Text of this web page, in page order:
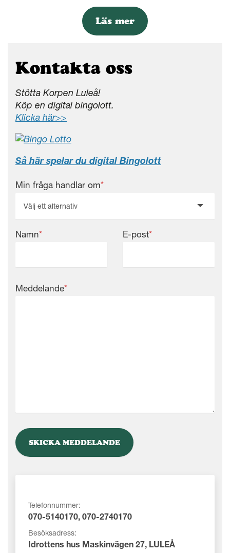
Läs mer
Kontakta oss
Stötta Korpen Luleå!
Köp en digital bingolott.
Klicka här>>
Så här spelar du digital Bingolott
Min fråga handlar om*
Välj ett alternativ
Namn* E-post*
Meddelande*
Telefonnummer:
070-5140170, 070-2740170
Besöksadress:
Idrottens hus Maskinvägen 27, LULEÅ